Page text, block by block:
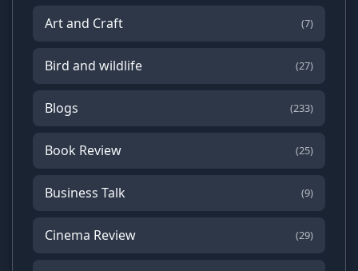
Art and Craft (7)
Bird and wildlife (27)
Blogs (233)
Book Review (25)
Business Talk (9)
Cinema Review (29)